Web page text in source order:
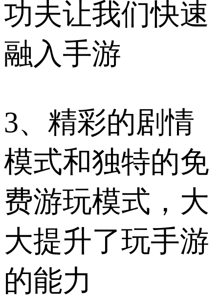
功夫让我们快速
融入手游
3、精彩的剧情
模式和独特的免
费游玩模式，大
大提升了玩手游
的能力